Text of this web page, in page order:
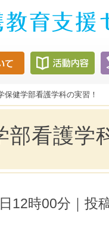
保健学部看護学科の実習！
部看護学
12時00分｜投